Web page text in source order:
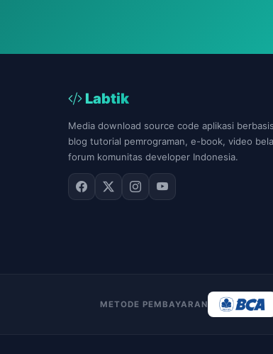
Labtik
Media download source code aplikasi
blog tutorial pemrograman, e-book, video
forum komunitas developer Indonesia.
METODE PEMBAYARAN